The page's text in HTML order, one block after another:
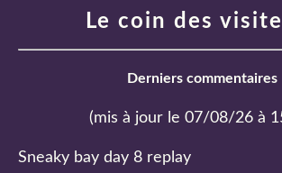
Le coin des
Derniers commentaires
(mis à jour le 07/08/26 à
Sneaky bay day 8 replay